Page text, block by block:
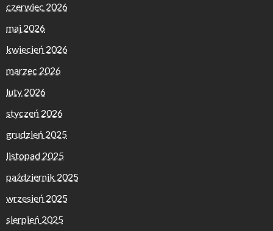
czerwiec 2026
maj 2026
kwiecień 2026
marzec 2026
luty 2026
styczeń 2026
grudzień 2025
listopad 2025
październik 2025
wrzesień 2025
sierpień 2025